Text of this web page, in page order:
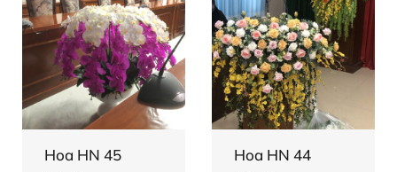
Hoa HN 45 Hoa HN 44